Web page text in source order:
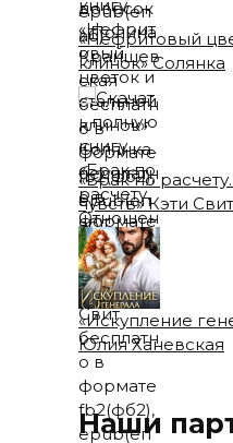
«Нефритовый
клинок» Солянка
«Брак по
чувств» Кэти Свит
«Искупление
Юлия Ханевская
Наши